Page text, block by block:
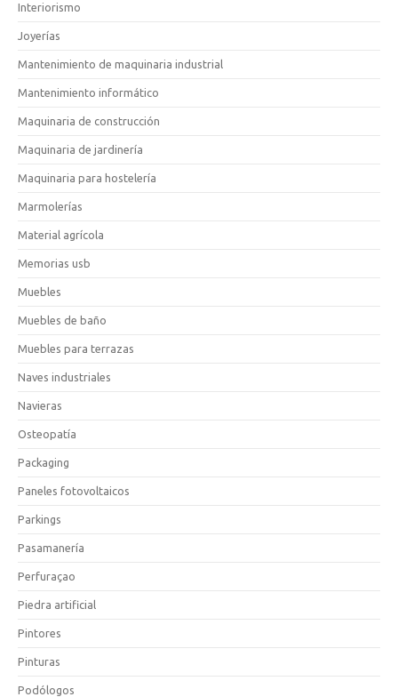
Interiorismo
Joyerías
Mantenimiento de maquinaria industrial
Mantenimiento informático
Maquinaria de construcción
Maquinaria de jardinería
Maquinaria para hostelería
Marmolerías
Material agrícola
Memorias usb
Muebles
Muebles de baño
Muebles para terrazas
Naves industriales
Navieras
Osteopatía
Packaging
Paneles fotovoltaicos
Parkings
Pasamanería
Perfuraçao
Piedra artificial
Pintores
Pinturas
Podólogos